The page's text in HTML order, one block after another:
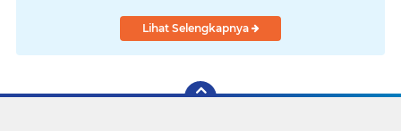
Lihat Selengkapnya